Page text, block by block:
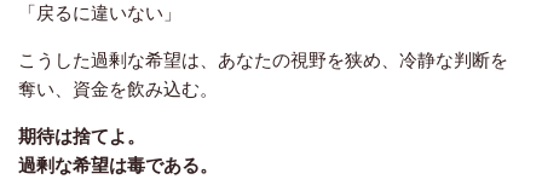
「戻るに違いない」
こうした過剰な希望は、あなたの視野を狭め、冷静な判断を
奪い、資金を飲み込む。
期待は捨てよ。
過剰な希望は毒である。